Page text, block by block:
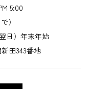
5:00
）
日）年末年始
田343番地